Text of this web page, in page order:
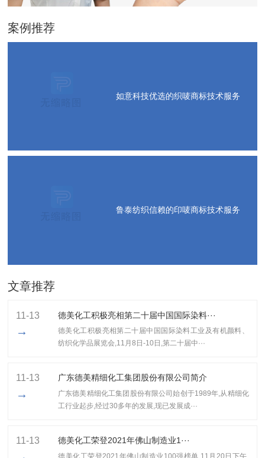
案例推荐
如意科技优选的织唛商标技术服务
鲁泰纺织信赖的印唛商标技术服务
文章推荐
11-13
→
德美化工积极亮相第二十届中国国际染料···
德美化工积极亮相第二十届中国国际染料工业及有机颜料、
纺织化学品展览会,11月8日-10日,第二十届中···
11-13
→
广东德美精细化工集团股份有限公司简介
广东德美精细化工集团股份有限公司始创于1989年,从精细化
工行业起步,经过30多年的发展,现已发展成···
11-13 ​德美化工荣登2021年佛山制造业1···
​德美化工荣登2021年佛山制造业100强榜单,11月20日下午,